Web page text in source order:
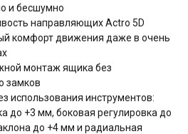
и бесшумно
направляющих Actro 5D
комфорт движения даже в очень
монтаж ящика без
замков
использования инструментов:
до +3 мм, боковая регулировка до
до +4 мм и радиальная